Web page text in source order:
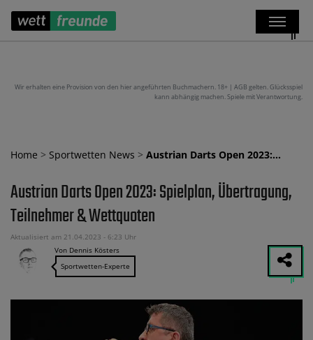
Wir erhalten eine Provision von den hier angeführten Buchmachern. 18+ | AGB gelten. Glücksspiel
kann abhängig machen. Spiele mit Verantwortung.
Home > Sportwetten News > Austrian Darts Open 2023:…
Austrian Darts Open 2023: Spielplan, Übertragung,
Teilnehmer & Wettquoten
Aktualisiert am 21.04.2023 - 6:23 Uhr
Von Dennis Kösters
Sportwetten-Experte